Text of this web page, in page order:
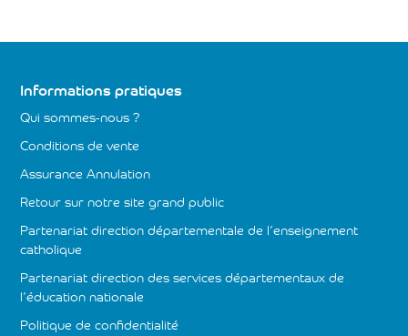
Informations pratiques
Qui sommes-nous ?
Conditions de vente
Assurance Annulation
Retour sur notre site grand public
Partenariat direction départementale de l’enseignement
catholique
Partenariat direction des services départementaux de
l’éducation nationale
Politique de confidentialité